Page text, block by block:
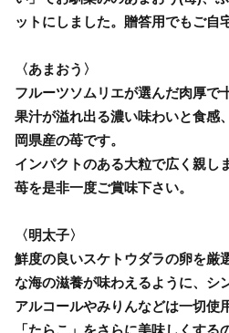
ットにしました。贈答用でもご自
〈あまおう〉
フルーツソムリエが選んだ肉厚で
果汁が溢れ出る濃い味わいと食感
岡県産の苺です。
インパクトのある大粒で広く親し
苺を是非一度ご賞味下さい。
〈明太子〉
鮮度の良いスケトウダラの卵を厳
な海の滋養が味わえるように、シ
アルコールやみりんなどは一切使
「たらこ」をさらに美味しくする